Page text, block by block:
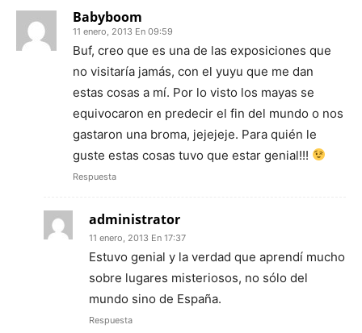
Babyboom
11 enero, 2013 En 09:59
Buf, creo que es una de las exposiciones que
no visitaría jamás, con el yuyu que me dan
estas cosas a mí. Por lo visto los mayas se
equivocaron en predecir el fin del mundo o nos
gastaron una broma, jejejeje. Para quién le
guste estas cosas tuvo que estar genial!!!
Respuesta
administrator
11 enero, 2013 En 17:37
Estuvo genial y la verdad que aprendí mucho
sobre lugares misteriosos, no sólo del
mundo sino de España.
Respuesta